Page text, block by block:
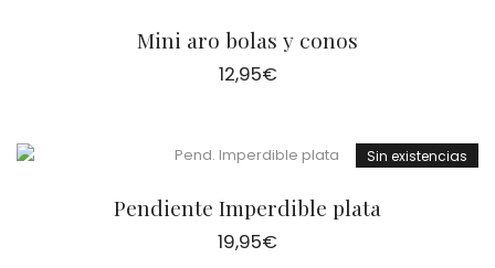
Mini aro bolas y conos
12,95€
Sin existencias
Pendiente Imperdible plata
19,95€